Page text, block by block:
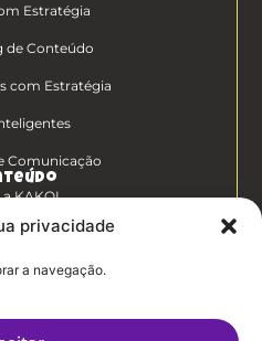
privacidade
a navegação.
Estratégia
de Conteúdo
com Estratégia
Comunicação
a KAKOI
KAKOI